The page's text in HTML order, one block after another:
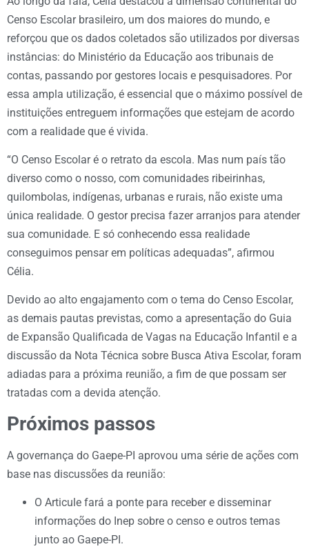
Censo Escolar brasileiro, um dos maiores do mundo, e
reforçou que os dados coletados são utilizados por diversas
instâncias: do Ministério da Educação aos tribunais de
contas, passando por gestores locais e pesquisadores. Por
essa ampla utilização, é essencial que o máximo possível de
instituições entreguem informações que estejam de acordo
com a realidade que é vivida.
“O Censo Escolar é o retrato da escola. Mas num país tão
diverso como o nosso, com comunidades ribeirinhas,
quilombolas, indígenas, urbanas e rurais, não existe uma
única realidade. O gestor precisa fazer arranjos para atender
sua comunidade. E só conhecendo essa realidade
conseguimos pensar em políticas adequadas”, afirmou
Célia.
Devido ao alto engajamento com o tema do Censo Escolar,
as demais pautas previstas, como a apresentação do Guia
de Expansão Qualificada de Vagas na Educação Infantil e a
discussão da Nota Técnica sobre Busca Ativa Escolar, foram
adiadas para a próxima reunião, a fim de que possam ser
tratadas com a devida atenção.
Próximos passos
A governança do Gaepe-PI aprovou uma série de ações com
base nas discussões da reunião:
O Articule fará a ponte para receber e disseminar
informações do Inep sobre o censo e outros temas
junto ao Gaepe-PI.